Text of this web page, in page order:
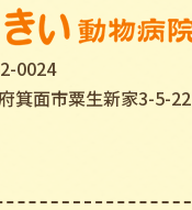
0024
箕⾯市粟⽣新家3-5-22